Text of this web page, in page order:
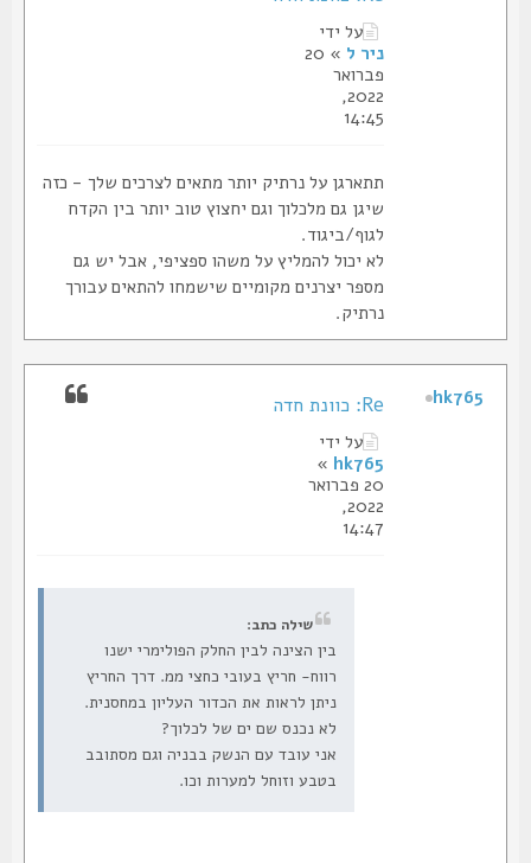
על ידי
ניר ל
» 20
פברואר
2022,
14:45
תתארגן על נרתיק יותר מתאים לצרכים שלך - כזה
שיגן גם מלכלוך וגם יחצוץ טוב יותר בין הקדח
לגוף/ביגוד.
לא יכול להמליץ על משהו ספציפי, אבל יש גם
מספר יצרנים מקומיים שישמחו להתאים עבורך
נרתיק.
על ידי
hk765
»
20 פברואר
2022,
14:47
שילה כתב:
בין הצינה לבין החלק הפולימרי ישנו
רווח- חריץ בעובי כחצי ממ. דרך החריץ
ניתן לראות את הכדור העליון במחסנית.
לא נכנס שם ים של לכלוך?
אני עובד עם הנשק בבניה וגם מסתובב
בטבע וזוחל למערות וכו.
hk765